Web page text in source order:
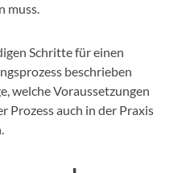
muss.
Schritte für einen
beschrieben
welche Voraussetzungen
Prozess auch in der Praxis